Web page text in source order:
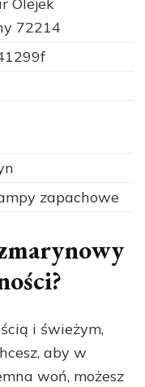
72214
zapachowe
i świeżym,
aby w
woń, możesz